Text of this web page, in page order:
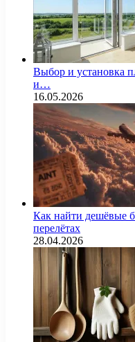
Выбор и установка
и…
16.05.2026
Как найти дешёвые
перелётах
28.04.2026